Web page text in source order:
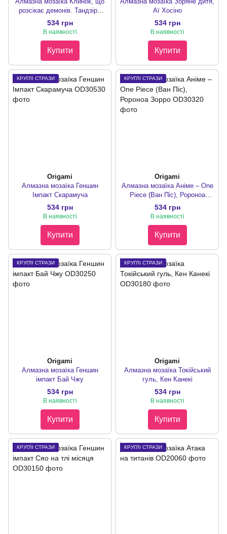
розсікає демонів. Тандзіро
Камадо
534 грн
В наявності
Купити
Аї Хосіно
534 грн
В наявності
Купити
КРУГЛІ СТРАЗИ
Origami
Алмазна мозаїка Геншин
Імпакт Скарамуча
534 грн
В наявності
Купити
КРУГЛІ СТРАЗИ
Origami
Алмазна мозаїка Аніме – One
Piece (Ван Піс), Ророноа
Зорро
534 грн
В наявності
Купити
КРУГЛІ СТРАЗИ
Origami
Алмазна мозаїка Геншин
імпакт Бай Чжу
534 грн
В наявності
Купити
КРУГЛІ СТРАЗИ
Origami
Алмазна мозаїка Токійський
гуль, Кен Канекі
534 грн
В наявності
Купити
КРУГЛІ СТРАЗИ КРУГЛІ СТРАЗИ